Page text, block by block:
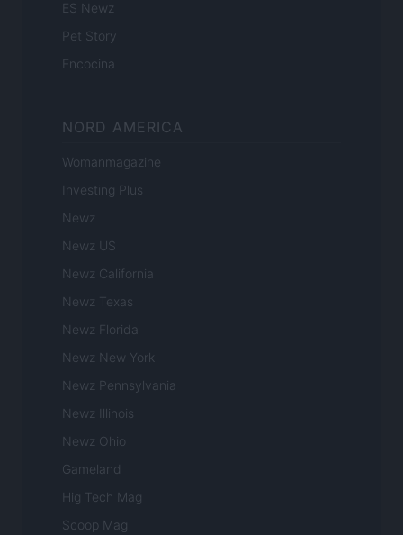
ES Newz
Pet Story
Encocina
NORD AMERICA
Womanmagazine
Investing Plus
Newz
Newz US
Newz California
Newz Texas
Newz Florida
Newz New York
Newz Pennsylvania
Newz Illinois
Newz Ohio
Gameland
Hig Tech Mag
Scoop Mag